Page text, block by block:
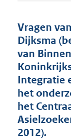
Vragen
Dijksma
van
Integratie
het
het
2012).